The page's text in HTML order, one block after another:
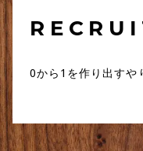
0から1を作り出す